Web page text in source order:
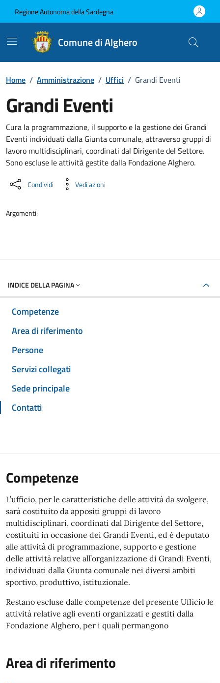
Regione Autonoma della Sardegna
Comune di Alghero
Home / Amministrazione / Uffici / Grandi Eventi
Grandi Eventi
Dettaglio dell'unità
Cura la programmazione, il supporto e la gestione dei Grandi
Eventi individuati dalla Giunta comunale, attraverso gruppi di
lavoro multidisciplinari, coordinati dal Dirigente del Settore.
Sono escluse le attività gestite dalla Fondazione Alghero.
Condividi Vedi azioni
Argomenti:
INDICE DELLA PAGINA
Competenze
Area di riferimento
Persone
Servizi collegati
Sede principale
Contatti
Competenze
L’ufficio, per le caratteristiche delle attività da svolgere,
sarà costituito da appositi gruppi di lavoro
multidisciplinari, coordinati dal Dirigente del Settore,
costituiti in occasione dei Grandi Eventi, ed è deputato
alle attività di programmazione, supporto e gestione
delle attività relative all’organizzazione di Grandi Eventi,
individuati dalla Giunta comunale nei diversi ambiti
sportivo, produttivo, istituzionale.
Restano escluse dalle competenze del presente Ufficio le
attività relative agli eventi organizzati e gestiti dalla
Fondazione Alghero, per i quali permangono
Area di riferimento